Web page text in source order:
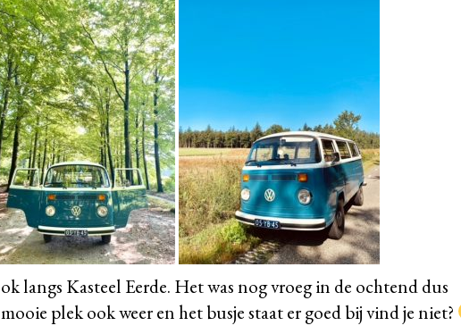
langs Kasteel Eerde. Het was nog vroeg in de ochtend dus
plek ook weer en het busje staat er goed bij vind je niet?